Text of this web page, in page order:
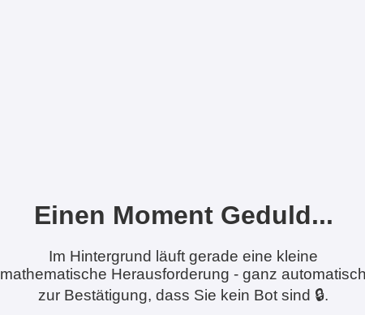
Einen Moment Geduld...
Im Hintergrund läuft gerade eine kleine
mathematische Herausforderung - ganz
zur Bestätigung, dass Sie kein Bot sind 🔒.